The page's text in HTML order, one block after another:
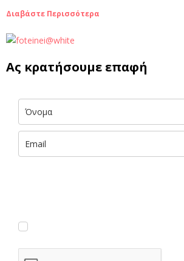
Διαβάστε Περισσότερα
Ας κρατήσουμε επαφή